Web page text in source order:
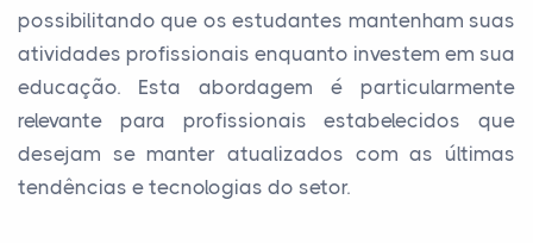
possibilitando que os estudantes mantenham suas
atividades profissionais enquanto investem em sua
educação. Esta abordagem é particularmente
relevante para profissionais estabelecidos que
desejam se manter atualizados com as últimas
tendências e tecnologias do setor.